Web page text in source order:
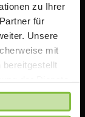
zu Ihrer
für
Unsere
mit
bereitgestellt
beinhalten
.
Sie einen
an einer
Nachweis